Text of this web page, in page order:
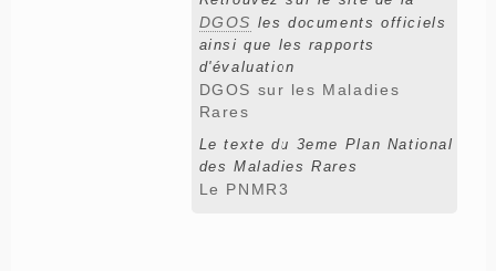
DGOS les documents officiels
ainsi que les rapports
d'évaluation
DGOS sur les Maladies
Rares
Le texte du 3eme Plan National
des Maladies Rares
Le PNMR3